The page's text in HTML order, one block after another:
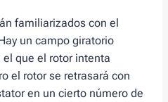
familiarizados con el
un campo giratorio
que el rotor intenta
el rotor se retrasará con
en un cierto número de